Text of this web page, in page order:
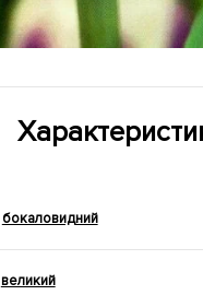
бокаловидний
великий